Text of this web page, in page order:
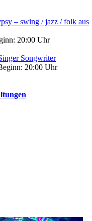
– swing / jazz / folk aus
20:00 Uhr
Songwriter
20:00 Uhr